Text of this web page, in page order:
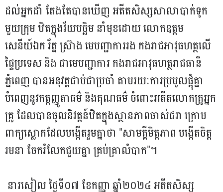
ដល់អ្នកដាំ តែងតែបានឃើញ អតីតសិស្សសាលាបាក់ទូក
មួយក្រុម ឋិតក្នុងវ័យបច្ឆិម នាំមុខដោយ លោកឧត្តម
សេនីយ៍ឯក រ័ត្ន ស្រ៊ាង មេបញ្ជាការរង កងរាជអាវុធហត្ថលើ
ផ្ទៃប្រទេស និង ជាមេបញ្ជាការ កងរាជអាវុធហត្ថរាជធានី
ភ្នំពេញ បានអនុវត្តជាប់ជាប្រចាំ តាមរយៈការប្រមូលផ្តុំគ្នា
បំពេញនូវកត្តញ្ញូតាធម៌ និងគុណធម៌ ចំពោះអតីតលោកគ្រូអ្នក
គ្រូ ដែលបានចូលនិវត្តន៍ឋិតក្នុងស្ថានភាពចាស់ជរា ក្រោម
ពាក្យស្លោកដែលបង្កើតរួមគ្នាថា "សាមគ្គីមិត្តភាព បង្កើតចិត្ត
រមនា ចែករំលែកជួយគ្នា គ្រប់គ្រាលំបាក"។
នារសៀល ថ្ងៃទី០៧ ខែកញ្ញា ឆ្នាំ២០២៤ អតីតសិស្ស